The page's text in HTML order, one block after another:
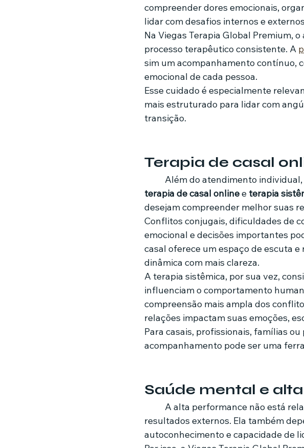
compreender dores emocionais,
lidar com desafios internos e
Na Viegas Terapia Global Premium,
processo terapêutico consistente. A
sim um acompanhamento contínuo,
emocional de cada pessoa.
Esse cuidado é especialmente
mais estruturado para lidar com
transição.
Terapia de casal
Além do atendimento individual,
terapia de casal online e terapia
desejam compreender melhor suas
Conflitos conjugais, dificuldades de
emocional e decisões importantes
casal oferece um espaço de escuta
dinâmica com mais clareza.
A terapia sistêmica, por sua vez,
influenciam o comportamento
compreensão mais ampla dos
relações impactam suas emoções,
Para casais, profissionais, famílias
acompanhamento pode ser uma
Saúde mental e
resultados externos. Ela também
autoconhecimento e capacidade de